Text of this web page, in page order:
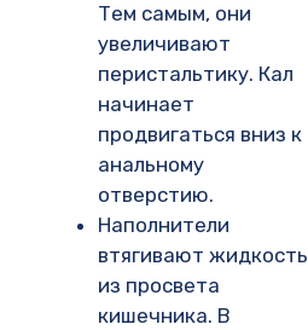
Тем самым, они
увеличивают
перистальтику. Кал
начинает
продвигаться вниз к
анальному
отверстию.
Наполнители
втягивают жидкость
из просвета
кишечника. В